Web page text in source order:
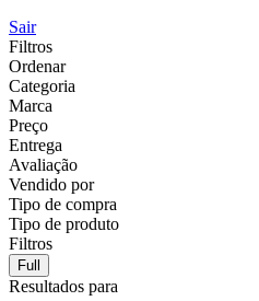
Sair
Filtros
Ordenar
Categoria
Marca
Preço
Entrega
Avaliação
Vendido por
Tipo de compra
Tipo de produto
Filtros
Full
Resultados para